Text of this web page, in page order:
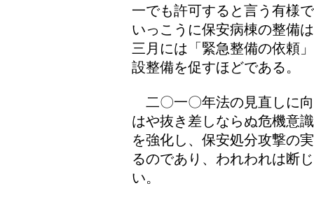
一でも許可すると言う有様
いっこうに保安病棟の整備
三月には「緊急整備の依頼
設整備を促すほどである。
二〇一〇年法の見直しに
はや抜き差しならぬ危機意
を強化し、保安処分攻撃の
るのであり、われわれは断
い。